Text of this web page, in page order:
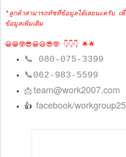
*ลูกค้าสามารถทัชที่ข้อมูลได้เลยนะครับ เ
ข้อมูลเพิ่มเติม
😀😁🤓😎😀😃😎🤓 👇👇👇 🌟🌟
📞 080-075-3399
📞062-983-5599
📩team@work2007.com
👍 facebook/